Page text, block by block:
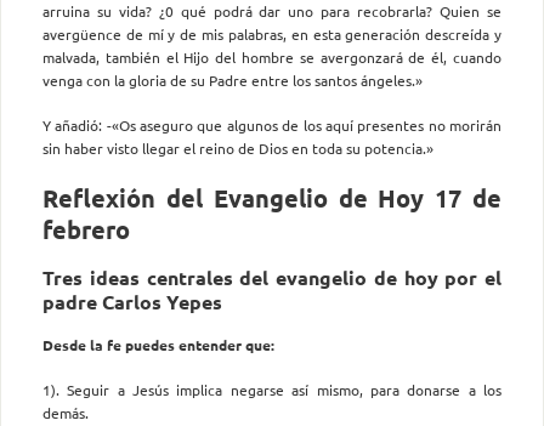
arruina su vida? ¿0 qué podrá dar uno para recobrarla? Quien se
avergüence de mí y de mis palabras, en esta generación descreída y
malvada, también el Hijo del hombre se avergonzará de él, cuando
venga con la gloria de su Padre entre los santos ángeles.»
Y añadió: -«Os aseguro que algunos de los aquí presentes no morirán
sin haber visto llegar el reino de Dios en toda su potencia.»
Reflexión del Evangelio de Hoy 17 de
febrero
Tres ideas centrales del evangelio de hoy por el
padre Carlos Yepes
Desde la fe puedes entender que:
1). Seguir a Jesús implica negarse así mismo, para donarse a los
demás.